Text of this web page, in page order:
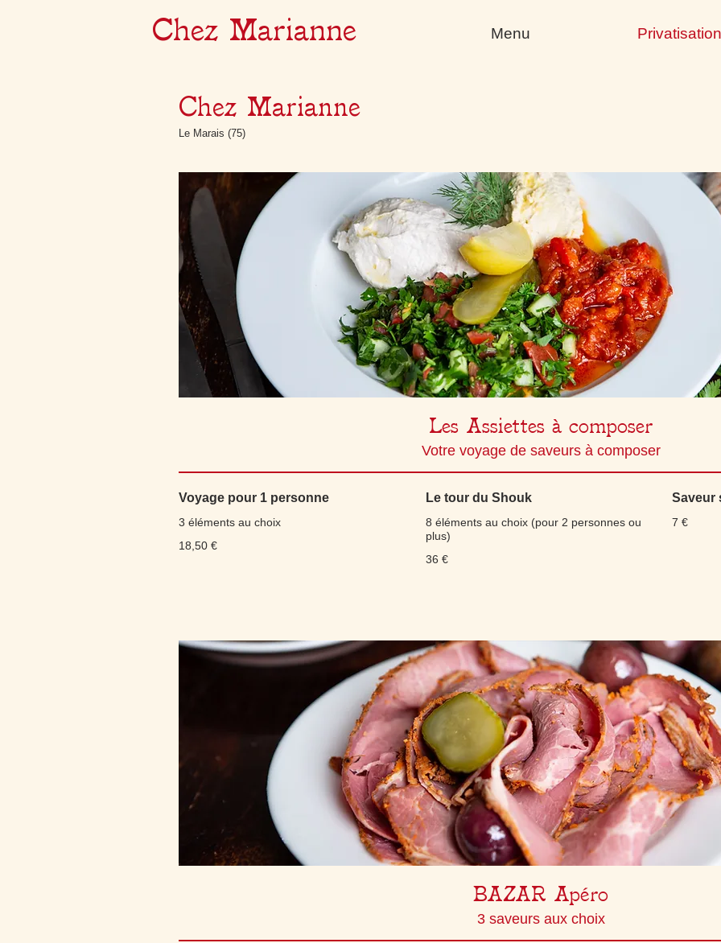
Chez Marianne Menu Privatisation
Chez Marianne
Le Marais (75)
Les Assiettes à composer
Votre voyage de saveurs à composer
Voyage pour 1 personne
3 éléments au choix
18,50 €
Le tour du Shouk
8 éléments au choix (pour 2 personnes ou
plus)
36 €
Saveur
7 €
BAZAR Apéro
3 saveurs aux choix